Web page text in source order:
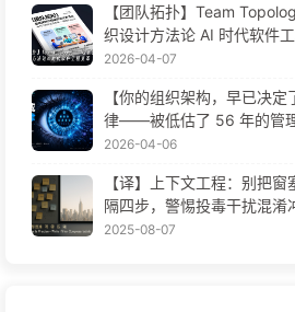
【团队拓扑】Team
织设计方法论 AI 时代软件
2026-04-07
【你的组织架构，早已决
律——被低估了 56 年的管
程变革——慢慢学AI171
2026-04-06
【译】上下文工程：别把
隔四步，警惕投毒干扰混
慢慢学AI170
2025-08-07